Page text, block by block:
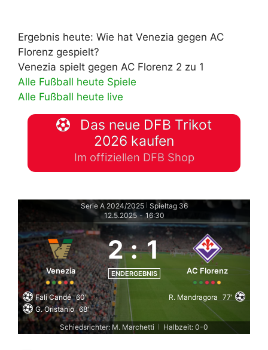
Ergebnis heute: Wie hat Venezia gegen AC
Florenz gespielt?
Venezia spielt gegen AC Florenz 2 zu 1
Alle Fußball heute Spiele
Alle Fußball heute live
Das neue DFB Trikot
2026 kaufen
Im offiziellen DFB Shop
Serie A 2024/2025
Spieltag 36
12.5.2025 - 16:30
Venezia
2 : 1
ENDERGEBNIS AC Florenz
Fali Candé 60'
G. Oristanio 68'
R. Mandragora 77'
Schiedsrichter: M. Marchetti Halbzeit: 0-0